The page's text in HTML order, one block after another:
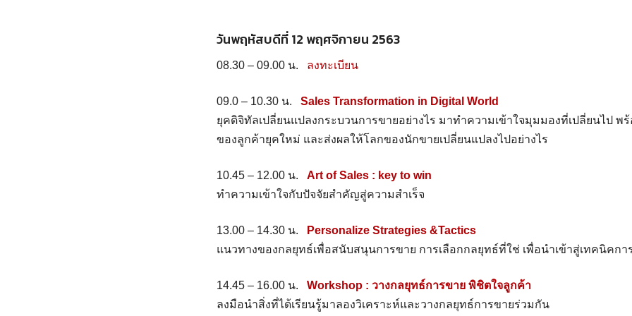
วันพฤหัสบดีที่ 12 พฤศจิกายน 2563
08.30 – 09.00 น. ลงทะเบียน
09.0 – 10.30 น. Sales Transformation in Digital World
ยุคดิจิทัลเปลี่ยนแปลงกระบวนการขายอย่างไร มาทำความเข้าใจมุมมองที่เปลี่ยนไป พ
ของลูกค้ายุคใหม่ และส่งผลให้โลกของนักขายเปลี่ยนแปลงไปอย่างไร
10.45 – 12.00 น. Art of Sales : key to win
ทำความเข้าใจกับปัจจัยสำคัญสู่ความสำเร็จ
13.00 – 14.30 น.
Personalize Strategies &Tactics
แนวทางของกลยุทธ์เพื่อสนับสนุนการขาย การเลือกกลยุทธ์ที่ใช่ เพื่อนำเข้าสู่เทคนิคกา
14.45 – 16.00 น. Workshop : วางกลยุทธ์การขาย พิชิตใจลูกค้า
ลงมือนำสิ่งที่ได้เรียนรู้มาลองวิเคราะห์และวางกลยุทธ์การขายร่วมกัน